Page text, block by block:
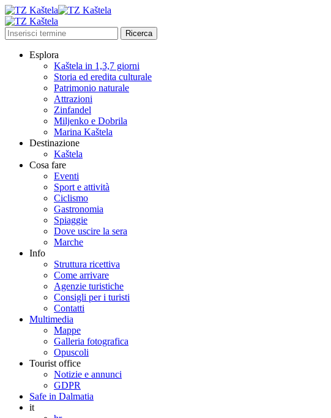
Esplora
Kaštela in 1,3,7 giorni
Storia ed eredita culturale
Patrimonio naturale
Attrazioni
Zinfandel
Miljenko e Dobrila
Marina Kaštela
Destinazione
Kaštela
Cosa fare
Eventi
Sport e attività
Ciclismo
Gastronomia
Spiaggie
Dove uscire la sera
Marche
Info
Struttura ricettiva
Come arrivare
Agenzie turistiche
Consigli per i turisti
Contatti
Multimedia
Mappe
Galleria fotografica
Opuscoli
Tourist office
Notizie e annunci
GDPR
Safe in Dalmatia
it